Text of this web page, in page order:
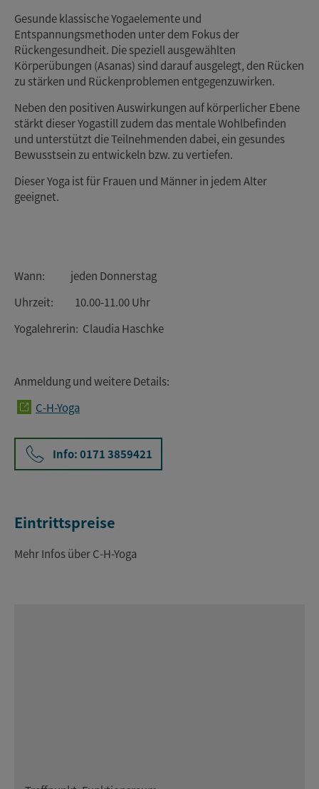
Gesunde klassische Yogaelemente und
Entspannungsmethoden unter dem Fokus der
Rückengesundheit. Die speziell ausgewählten
Körperübungen (Asanas) sind darauf ausgelegt, den Rücken
zu stärken und Rückenproblemen entgegenzuwirken.
Neben den positiven Auswirkungen auf körperlicher Ebene
stärkt dieser Yogastill zudem das mentale Wohlbefinden
und unterstützt die Teilnehmenden dabei, ein gesundes
Bewusstsein zu entwickeln bzw. zu vertiefen.
Dieser Yoga ist für Frauen und Männer in jedem Alter
geeignet.
Wann: jeden Donnerstag
Uhrzeit: 10.00-11.00 Uhr
Yogalehrerin: Claudia Haschke
Anmeldung und weitere Details:
C-H-Yoga
Info: 0171 3859421
Eintrittspreise
Mehr Infos über C-H-Yoga